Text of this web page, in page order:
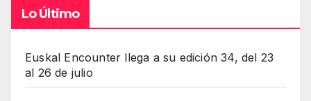
Lo Último
Euskal Encounter llega a su edición 34, del 23
al 26 de julio